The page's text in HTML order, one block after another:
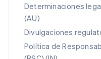
Determinaciones
(AU)
Divulgaciones
Política de
RAE de Hong Kong,
English
English
República Checa
English